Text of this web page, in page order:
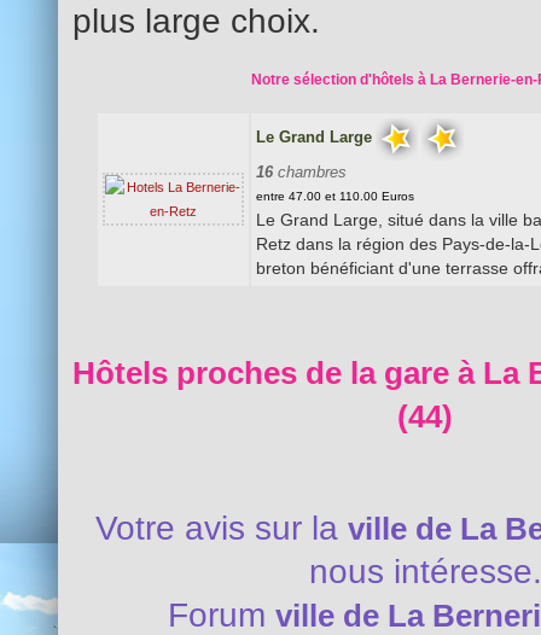
plus large choix.
Notre sélection d'hôtels à La Bernerie-en-
Le Grand Large
16 chambres
entre 47.00 et 110.00 Euros
Le Grand Large, situé dans la ville
Retz dans la région des Pays-de-la-
breton bénéficiant d'une terrasse
Hôtels proches de la gare à La
(44)
Votre avis sur la ville de La
nous intéresse.
Forum ville de La